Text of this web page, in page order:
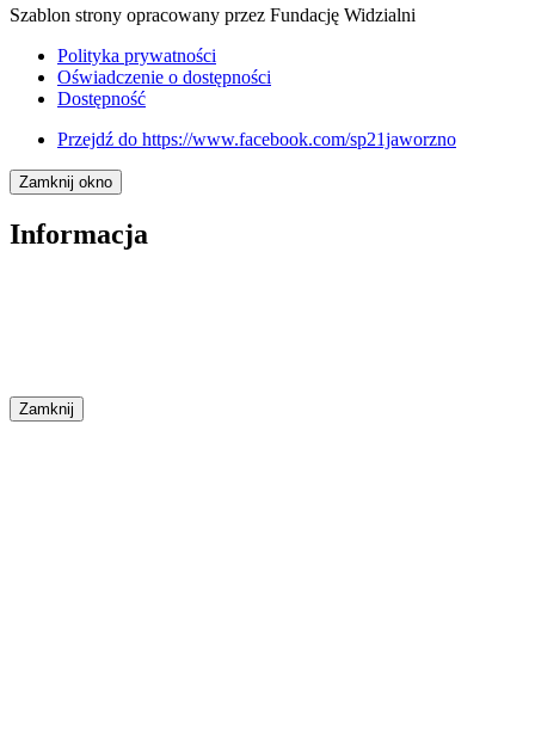
Szablon strony opracowany przez Fundację Widzialni
Polityka prywatności
Oświadczenie o dostępności
Dostępność
Przejdź do https://www.facebook.com/sp21jaworzno
Zamknij okno
Informacja
Zamknij